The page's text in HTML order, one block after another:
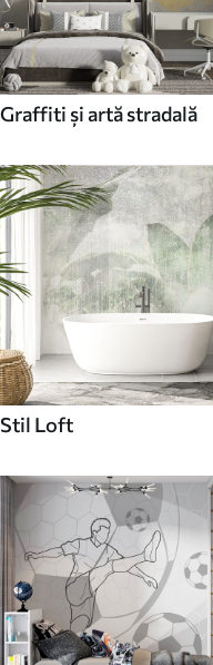
Graffiti și artă stradală
Stil Loft